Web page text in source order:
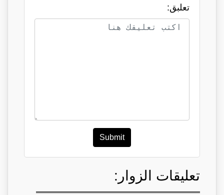
تعلبق:
Submit
تعليقات الزوار: